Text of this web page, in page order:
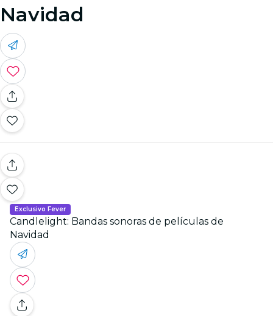
Navidad
Exclusivo Fever
Candlelight: Bandas sonoras de películas de
Navidad